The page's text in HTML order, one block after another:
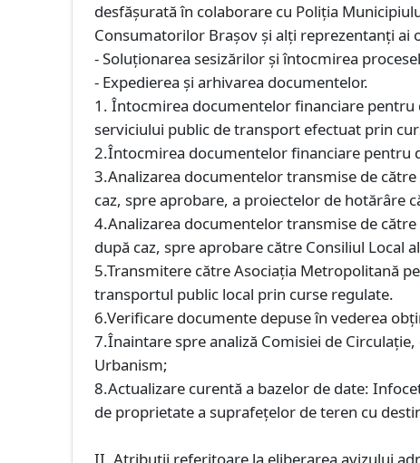
desfăşurată în colaborare cu Poliţia
Consumatorilor Brașov şi alţi reprezentanţi
- Soluţionarea sesizărilor şi întocmirea
- Expedierea şi arhivarea documentelor.
1. Întocmirea documentelor financiare
serviciului public de transport efectuat prin
2.Întocmirea documentelor financiare pentru
3.Analizarea documentelor transmise de
caz, spre aprobare, a proiectelor de hotărâre
4.Analizarea documentelor transmise de
după caz, spre aprobare către Consiliul Local
5.Transmitere către Asociaţia Metropolitană
transportul public local prin curse regulate.
6.Verificare documente depuse în vederea
7.Înaintare spre analiză Comisiei de
Urbanism;
8.Actualizare curentă a bazelor de date:
de proprietate a suprafeţelor de teren cu